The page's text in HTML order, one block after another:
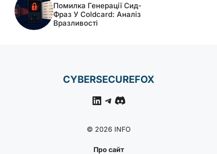
Помилка Генерації Сид-
Фраз У Coldcard: Аналіз
Вразливості
CYBERSECUREFOX
LinkedIn
Telegram
Discord
© 2026 INFO
Про сайт